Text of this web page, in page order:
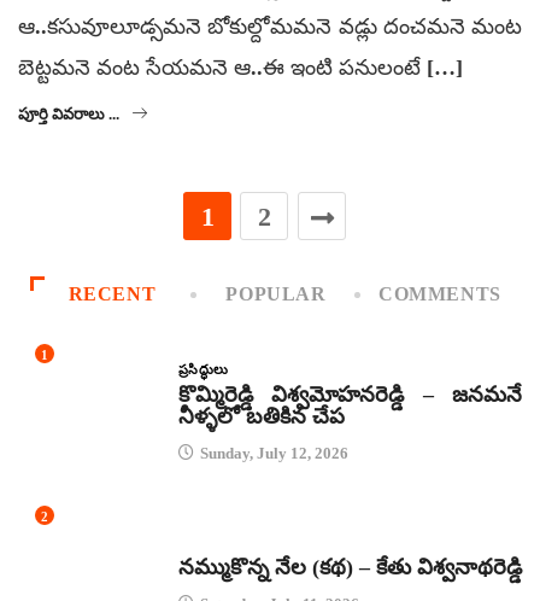
ఆ..కసువూలూడ్సమనె బోకుల్దోమమనె వడ్లు దంచమనె మంట
బెట్టమనె వంట సేయమనె ఆ..ఈ ఇంటి పనులంటే […]
పూర్తి వివరాలు ...
1 2
RECENT POPULAR COMMENTS
1
ప్రసిద్ధులు
కొమ్మిరెడ్డి విశ్వమోహనరెడ్డి – జనమనే
నీళ్ళలో బతికిన చేప
Sunday, July 12, 2026
2
నమ్ముకొన్న నేల (కథ) – కేతు విశ్వనాథరెడ్డి